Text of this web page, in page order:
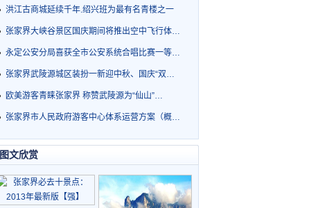
洪江古商城延续千年.绍兴班为最有名青楼之一
张家界大峡谷景区国庆期间将推出空中飞行体…
永定公安分局喜获全市公安系统合唱比赛一等…
张家界武陵源城区装扮一新迎中秋、国庆“双…
欧美游客青睐张家界 称赞武陵源为“仙山”…
张家界市人民政府游客中心体系运营方案（概…
图文欣赏